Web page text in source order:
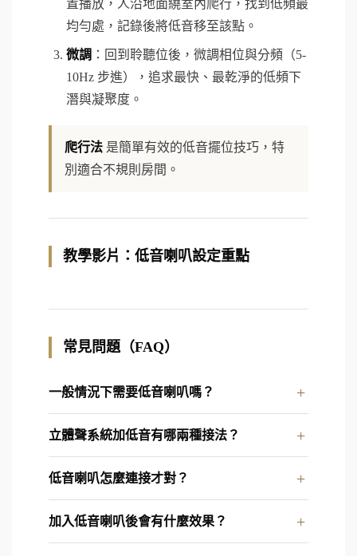
置播放，人沿地面繞室內爬行，找到低頻最
均勻處，記錄後將低音移至該點。
微調 ：回到聆聽位後，微調相位與分頻（5-
10Hz 步進），追求最快、最乾淨的低頻下
潛與凝聚度。
爬行法 是簡單有效的低音擺位技巧，特
別適合不規則房間。
教學影片：低音喇叭設定重點
常見問題（FAQ）
一般情況下需要低音喇叭嗎？
立體聲系統加低音有哪兩種接法？
低音喇叭怎麼連接才對？
加入低音喇叭後會有什麼效果？